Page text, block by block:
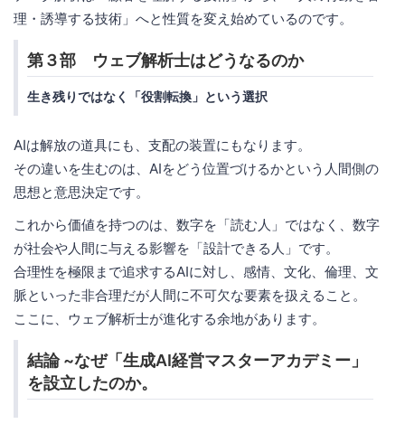
理・誘導する技術」へと性質を変え始めているのです。
第３部 ウェブ解析士はどうなるのか
生き残りではなく「役割転換」という選択
AIは解放の道具にも、支配の装置にもなります。
その違いを生むのは、AIをどう位置づけるかという人間側の
思想と意思決定です。
これから価値を持つのは、数字を「読む人」ではなく、数字
が社会や人間に与える影響を「設計できる人」です。
合理性を極限まで追求するAIに対し、感情、文化、倫理、文
脈といった非合理だが人間に不可欠な要素を扱えること。
ここに、ウェブ解析士が進化する余地があります。
結論 ~なぜ「生成AI経営マスターアカデミー」
を設立したのか。